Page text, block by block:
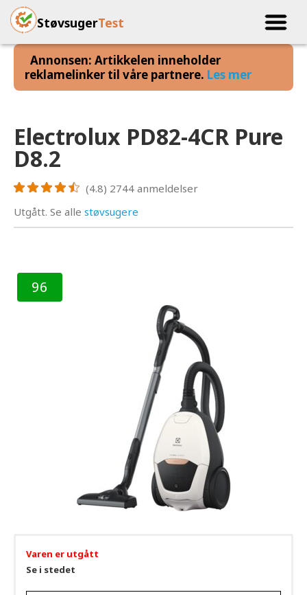
StøvsugerTest
Annonsen: Artikkelen inneholder
reklamelinker til våre partnere. Les mer
Electrolux PD82-4CR Pure
D8.2
(4.8) 2744 anmeldelser
Utgått. Se alle støvsugere
96
Varen er utgått
Se i stedet